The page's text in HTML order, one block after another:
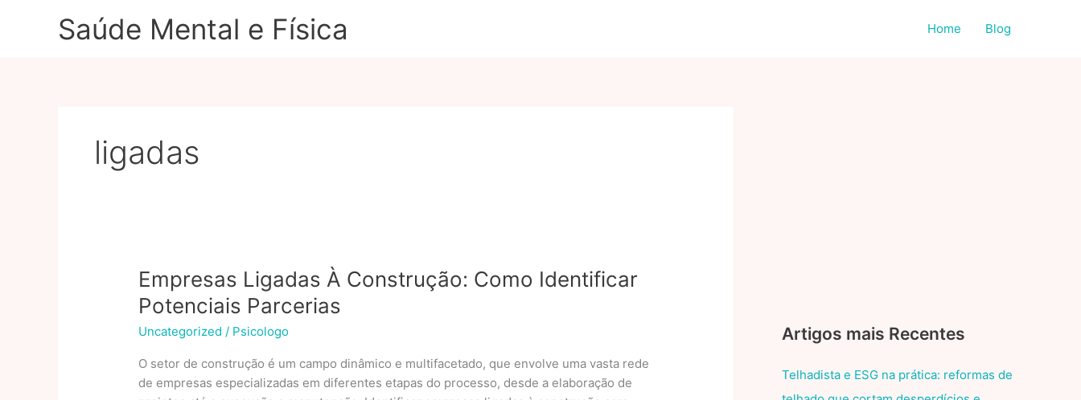
Saúde Mental e Física Home Blog
ligadas
Empresas Ligadas À Construção: Como Identificar
Potenciais Parcerias
Uncategorized / Psicologo
O setor de construção é um campo dinâmico e multifacetado, que envolve uma vasta rede
de empresas especializadas em diferentes etapas do processo, desde a elaboração de
Artigos mais Recentes
Telhadista e ESG na prática: reformas de